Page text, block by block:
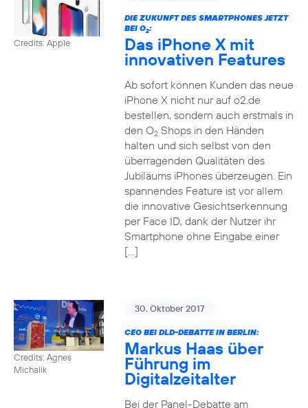
Credits: Apple
DIE ZUKUNFT DES SMARTPHONES JETZT
BEI O2:
Das iPhone X mit
innovativen Features
Ab sofort können Kunden das neue
iPhone X nicht nur auf o2.de
bestellen, sondern auch erstmals in
den O2Shops in den Händen
halten und sich selbst von den
überragenden Qualitäten des
Jubiläums iPhones überzeugen. Ein
spannendes Feature ist vor allem
die innovative Gesichtserkennung
per Face ID, dank der Nutzer ihr
Smartphone ohne Eingabe einer
[…]
Credits: Agnes
Michalik
30. Oktober 2017
CEO BEI DLD-DEBATTE IN BERLIN:
Markus Haas über
Führung im
Digitalzeitalter
Bei der Panel-Debatte am